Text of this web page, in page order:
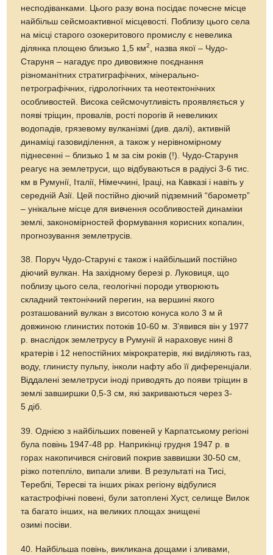
несподіванками. Цього разу вона посідає почесне місце
найбільш сейсмоактивної місцевості. Поблизу цього села
на місці старого озокеритового промислу є невелика
ділянка площею близько 1,5 км2
, назва якої – Чудо-
Старуня – нагадує про дивовижне поєднання
різноманітних стратиграфічних, мінерально-
петрографічних, гідрологічних та неотектонічних
особливостей. Висока сейсмочутливість проявляється у
появі тріщин, провалів, рості порогів й невеликих
водопадів, грязевому вулканізмі (див. далі), активній
динаміці газовиділення, а також у нерівномірному
піднесенні – близько 1 м за сім років (!). Чудо-Старуня
реагує на землетруси, що відбуваються в радіусі 3-6 тис.
км в Румунії, Італії, Німеччині, Іраці, на Кавказі і навіть у
середній Азії. Цей постійно діючий підземний “барометр”
– унікальне місце для вивчення особливостей динаміки
землі, закономірностей формування корисних копалин,
прогнозування землетрусів.
38. Поруч Чудо-Старуні є також і найбільший постійно
діючий вулкан. На західному березі р. Луковиця, що
поблизу цього села, геологічні породи утворюють
складний тектонічний перегин, на вершині якого
розташований вулкан з висотою конуса коло 3 м й
довжиною глинистих потоків 10-60 м. З’явився він у 1977
р. внаслідок землетрусу в Румунії й нараховує нині 8
кратерів і 12 непостійних мікрократерів, які виділяють газ,
воду, глинисту пульпу, інколи нафту або її диференціали.
Віддалені землетруси іноді приводять до появи тріщин в
землі завширшки 0,5-3 см, які закриваються через 3-
5 діб.
39. Однією з найбільших повеней у Карпатському регіоні
була повінь 1947-48 рр. Наприкінці грудня 1947 р. в
горах накопичився сніговий покрив заввишки 30-50 см,
різко потепліло, випали зливи. В результаті на Тисі,
Тереблі, Тересві та інших ріках регіону відбулися
катастрофічні повені, були затоплені Хуст, селище Вилок
та багато інших, на великих площах знищені
озимі посіви.
40. Найбільша повінь, викликана дощами і зливами,